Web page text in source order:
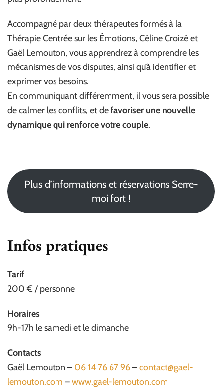
Accompagné par deux thérapeutes formés à la
Thérapie Centrée sur les Émotions, Céline Croizé et
Gaël Lemouton, vous apprendrez à comprendre les
mécanismes de vos disputes, ainsi qu’à identifier et
exprimer vos besoins.
En communiquant différemment, il vous sera possible
de calmer les conflits, et defavoriser une nouvelle
dynamique qui renforce votre couple.
Plus d’informations et réservations Serre-
moi fort !
Infos pratiques
Tarif
200 € / personne
Horaires
9h-17h le samedi et le dimanche
Contacts
Gaël Lemouton – 06 14 76 67 96–contact@gael-
lemouton.com –www.gael-lemouton.com